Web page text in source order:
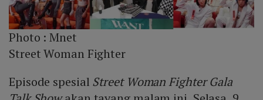
Photo :Mnet
Street Woman Fighter
Episode spesial Street Woman Fighter Gala